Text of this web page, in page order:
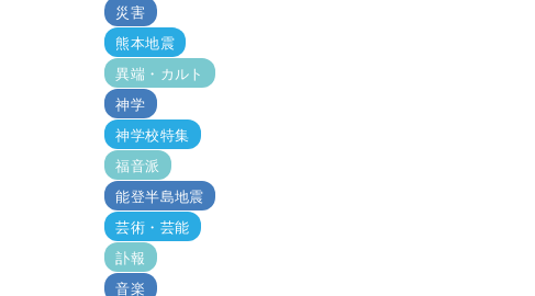
災害
熊本地震
異端・カルト
神学
神学校特集
福音派
能登半島地震
芸術・芸能
訃報
音楽